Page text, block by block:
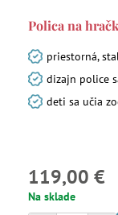
Polica na
priestorná,
dizajn police
deti sa učia
119,00 €
Na sklade